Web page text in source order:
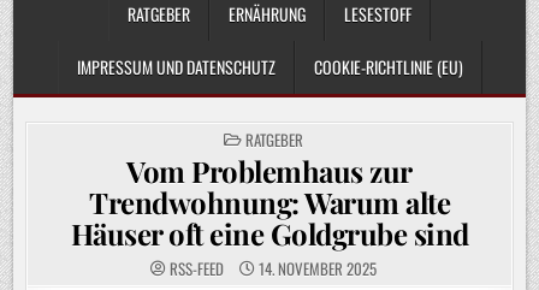
RATGEBER ERNÄHRUNG LESESTOFF
IMPRESSUM UND DATENSCHUTZ COOKIE-RICHTLINIE (EU)
POSTED
IN
RATGEBER
Vom Problemhaus zur
Trendwohnung: Warum alte
Häuser oft eine Goldgrube sind
RSS-FEED 14. NOVEMBER 2025